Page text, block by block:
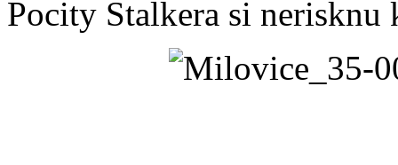
Pocity Stalkera si nerisknu